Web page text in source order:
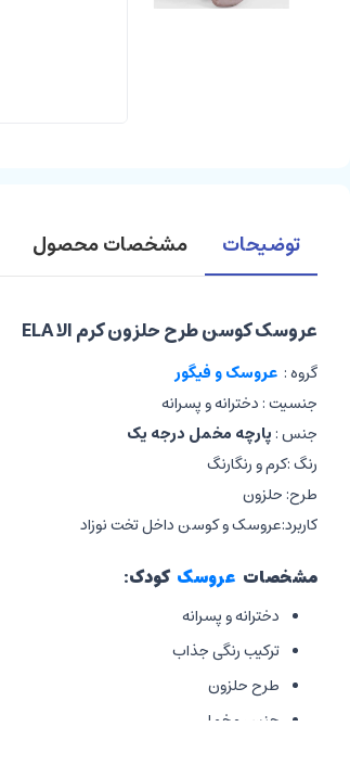
توضیحات مشخصات محصول
عروسک کوسن طرح حلزون کرم الا ELA
گروه : عروسک و فیگور
جنسیت : دخترانه و پسرانه
جنس : پارچه مخمل درجه یک
رنگ :کرم و رنگارنگ
طرح: حلزون
کاربرد:عروسک و کوسن داخل تخت نوزاد
مشخصات عروسک کودک:
دخترانه و پسرانه
ترکیب رنگی جذاب
طرححلزون
جنس مخمل